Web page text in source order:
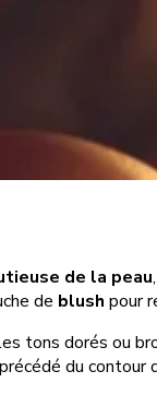
de la peau
de blush pour
tons dorés ou
du contour